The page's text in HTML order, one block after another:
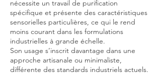
nécessite un travail de purification
spécifique et présente des caractéristiques
sensorielles particulières, ce qui le rend
moins courant dans les formulations
industrielles à grande échelle.
Son usage s’inscrit davantage dans une
approche artisanale ou minimaliste,
différente des standards industriels actuels.